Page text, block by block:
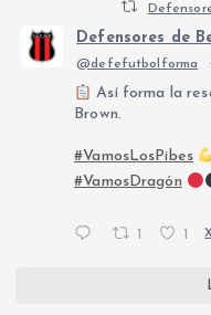
Defensores de
@defefutbolforma ·
Así forma la
Brown.
#VamosLosPibes
#VamosDragón
1 1 X